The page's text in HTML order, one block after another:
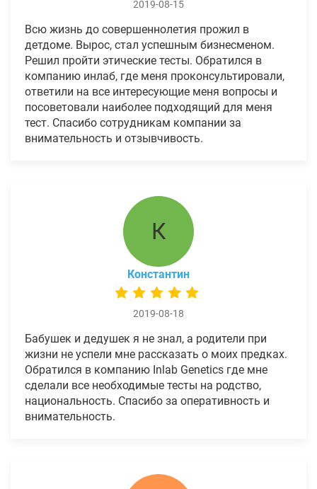
2019-08-15
Всю жизнь до совершеннолетия прожил в
детдоме. Вырос, стал успешным бизнесменом.
Решил пройти этические тесты. Обратился в
компанию инлаб, где меня проконсультировали,
ответили на все интересующие меня вопросы и
посоветовали наиболее подходящий для меня
тест. Спасибо сотрудникам компании за
внимательность и отзывчивость.
К
Константин
2019-08-18
Бабушек и дедушек я не знал, а родители при
жизни не успели мне рассказать о моих предках.
Обратился в компанию Inlab Genetics где мне
сделали все необходимые тесты на родство,
национальность. Спасибо за оперативность и
внимательность.